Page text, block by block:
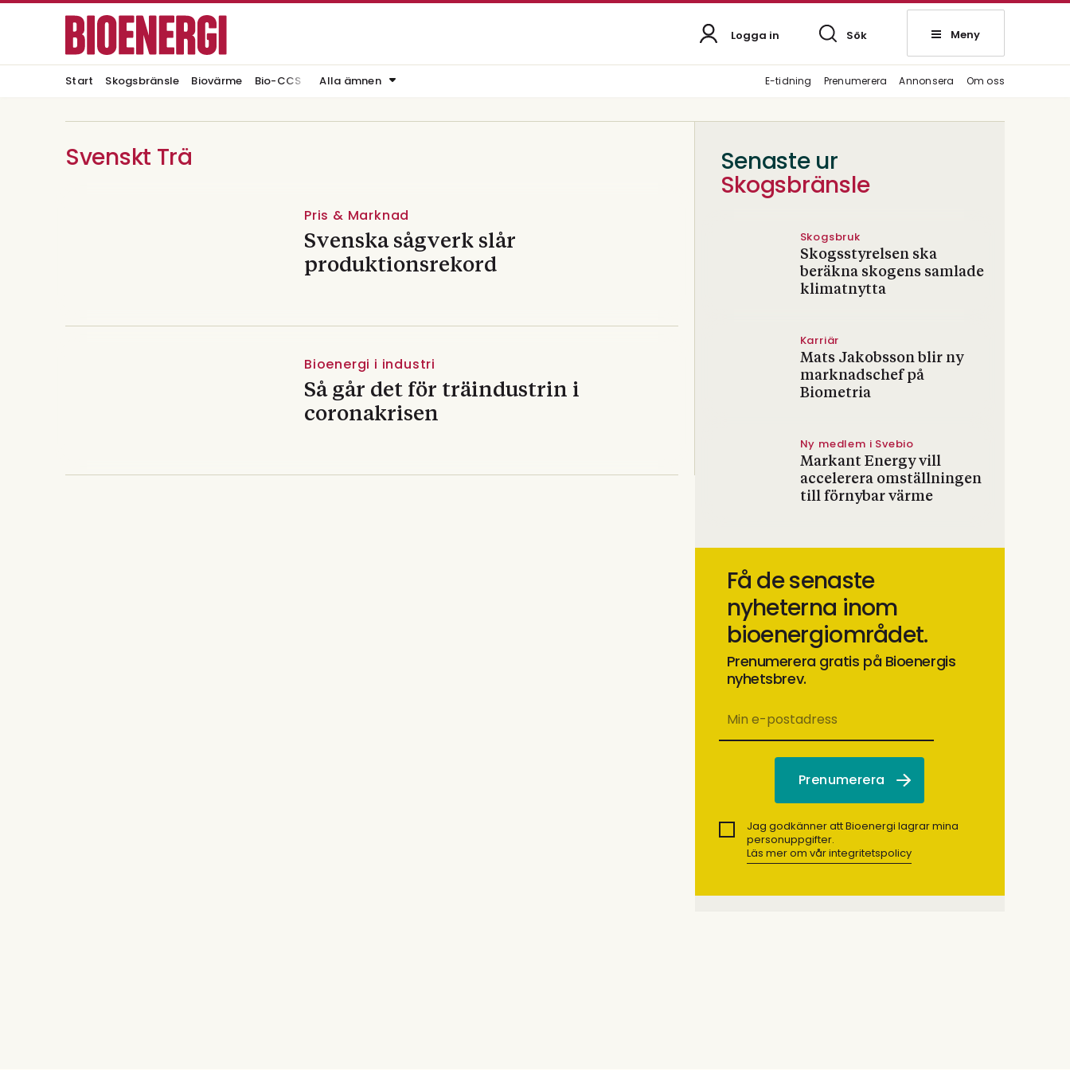
Logga in Sök Meny
Start Skogsbränsle Biovärme Bio-CCS Alla ämnen E-tidning Prenumerera Annonsera Om oss
Svenskt Trä
Pris & Marknad
Svenska sågverk slår
produktionsrekord
Bioenergi i industri
Så går det för träindustrin i
coronakrisen
Senaste ur
Skogsbränsle
Skogsbruk
Skogsstyrelsen ska
beräkna skogens samlade
klimatnytta
Karriär
Mats Jakobsson blir ny
marknadschef på
Biometria
Ny medlem i Svebio
Markant Energy vill
accelerera omställningen
till förnybar värme
Få de senaste
nyheterna inom
bioenergiområdet.
Prenumerera gratis på Bioenergis
nyhetsbrev.
Jag godkänner att Bioenergi lagrar mina
personuppgifter.
Läs mer om vår integritetspolicy